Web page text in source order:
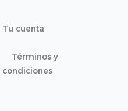
Tu cuenta
Términos y
condiciones